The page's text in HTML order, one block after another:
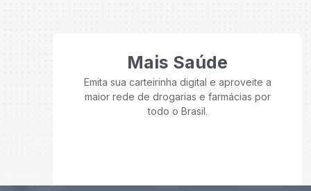
Mais Saúde
Emita sua carteirinha digital e aproveite a
maior rede de drogarias e farmácias por
todo o Brasil.